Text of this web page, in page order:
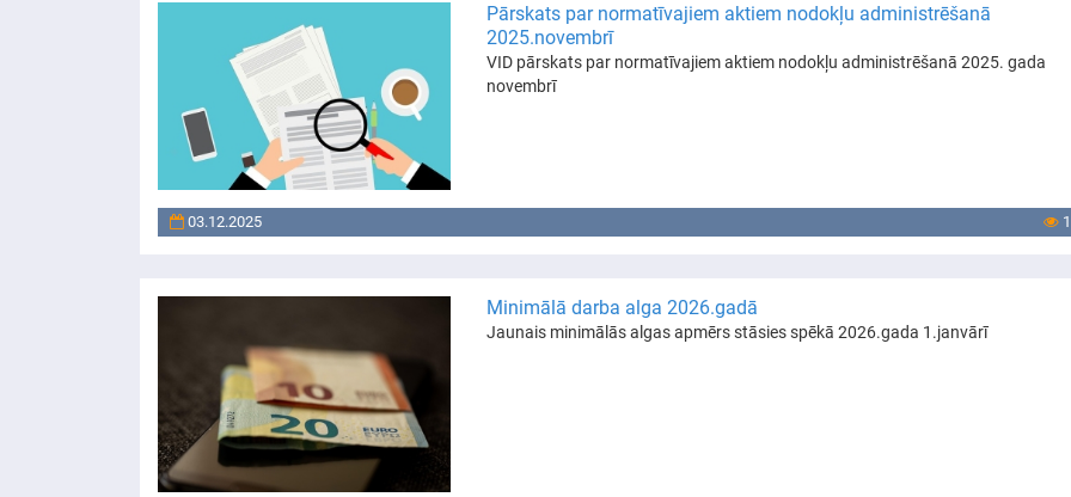
Pārskats par normatīvajiem aktiem nodokļu administrēšanā
2025.novembrī
VID pārskats par normatīvajiem aktiem nodokļu administrēšanā 2025. gada
novembrī
03.12.2025
Minimālā darba alga 2026.gadā
Jaunais minimālās algas apmērs stāsies spēkā 2026.gada 1.janvārī